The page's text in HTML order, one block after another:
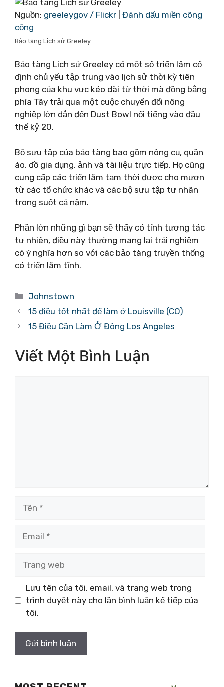
Nguồn: greeleygov / Flickr Đánh dấu miền công
cộng
Bảo tàng Lịch sử Greeley
Bảo tàng Lịch sử Greeley có một số triển lãm cố
định chủ yếu tập trung vào lịch sử thời kỳ tiên
phong của khu vực kéo dài từ thời mà đồng bằng
phía Tây trải qua một cuộc chuyển đổi nông
nghiệp lớn dẫn đến Dust Bowl nổi tiếng vào đầu
thế kỷ 20.
Bộ sưu tập của bảo tàng bao gồm nông cụ, quần
áo, đồ gia dụng, ảnh và tài liệu trực tiếp. Họ cũng
cung cấp các triển lãm tạm thời được cho mượn
từ các tổ chức khác và các bộ sưu tập tư nhân
trong suốt cả năm.
Phần lớn những gì bạn sẽ thấy có tính tương tác
tự nhiên, điều này thường mang lại trải nghiệm
có ý nghĩa hơn so với các bảo tàng truyền thống
có triển lãm tĩnh.
Danh
mục
Johnstown
15 điều tốt nhất để làm ở Louisville (CO)
15 Điều Cần Làm Ở Đông Los Angeles
Viết Một Bình Luận
web
Lưu tên của tôi, email, và trang web trong
trình duyệt này cho lần bình luận kế tiếp của
tôi.